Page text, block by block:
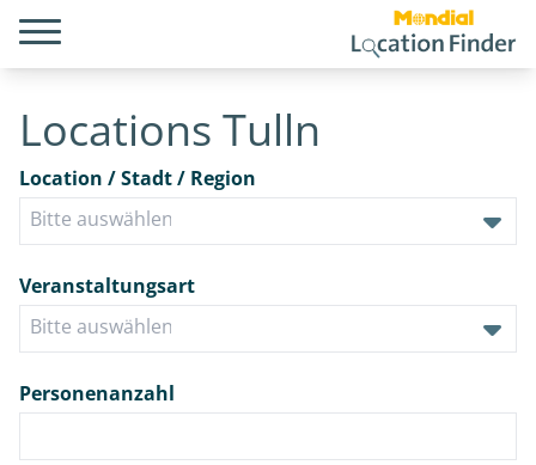
Locations Tulln
Location / Stadt / Region
Veranstaltungsart
Personenanzahl